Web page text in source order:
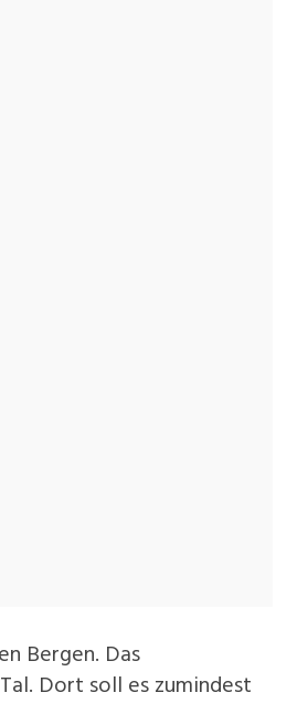
Bergen. Das
Dort soll es zumindest